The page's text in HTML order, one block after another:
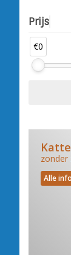
Prijs
€0
zonder
Alle